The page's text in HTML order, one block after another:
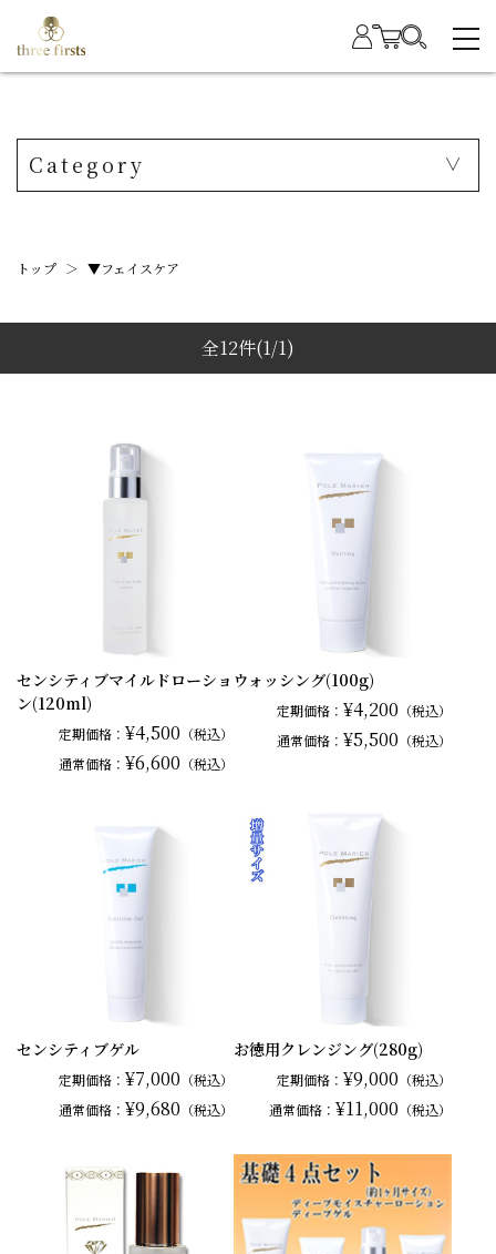
Category
トップ ＞ ▼フェイスケア
全12件(1/1)
センシティブマイルドローショ
ン(120ml)
定期価格： ¥4,500 （税込）
通常価格： ¥6,600 （税込）
ウォッシング(100g)
定期価格： ¥4,200 （税込）
通常価格： ¥5,500 （税込）
センシティブゲル
定期価格：¥7,000 （税込）
通常価格：¥9,680 （税込）
お徳用クレンジング(280g)
定期価格： ¥9,000 （税込）
通常価格： ¥11,000 （税込）